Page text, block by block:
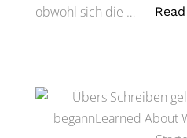
obwohl sich die …